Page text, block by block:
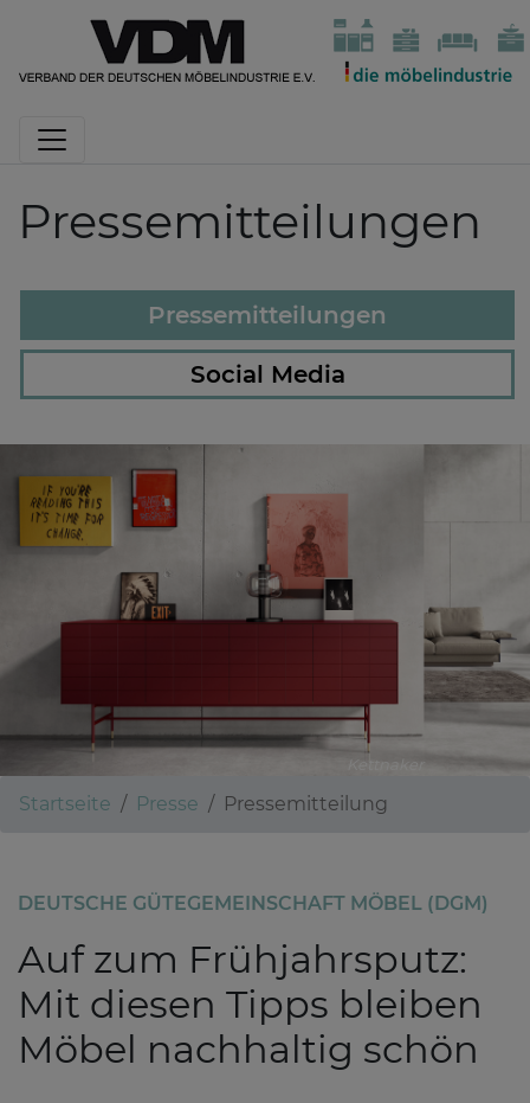
Pressemitteilungen
Pressemitteilungen
Social Media
Kettnaker
Startseite Presse Pressemitteilung
DEUTSCHE GÜTEGEMEINSCHAFT MÖBEL (DGM)
Auf zum Frühjahrsputz:
Mit diesen Tipps bleiben
Möbel nachhaltig schön